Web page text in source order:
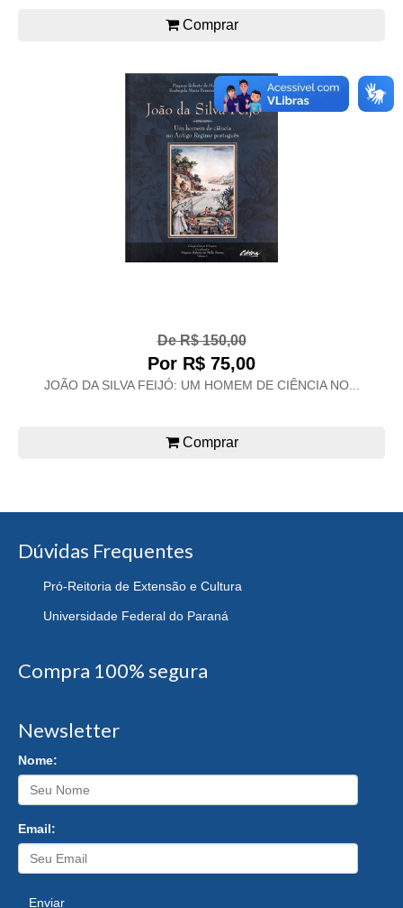
Comprar
De R$ 150,00
Por R$ 75,00
JOÃO DA SILVA FEIJÓ: UM HOMEM DE CIÊNCIA NO...
Comprar
Dúvidas Frequentes
Pró-Reitoria de Extensão e Cultura
Universidade Federal do Paraná
Compra 100% segura
Newsletter
Nome:
Email:
Enviar